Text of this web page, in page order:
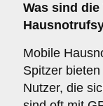
Was sind
Mobile
Spitzer
Nutzer, die